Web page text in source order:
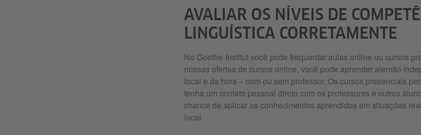
AVALIAR OS NÍVEIS DE
LINGUÍSTICA CORRETAMENTE
No Goethe-Institut você pode frequentar aulas online ou cursos
nossas ofertas de cursos online, você pode aprender alemão
local e da hora – com ou sem professor. Os cursos presenciais
tenha um contato pessoal direto com os professores e outros
chance de aplicar os conhecimentos aprendidos em situações
local.